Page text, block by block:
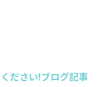
ださい!ブログ記事